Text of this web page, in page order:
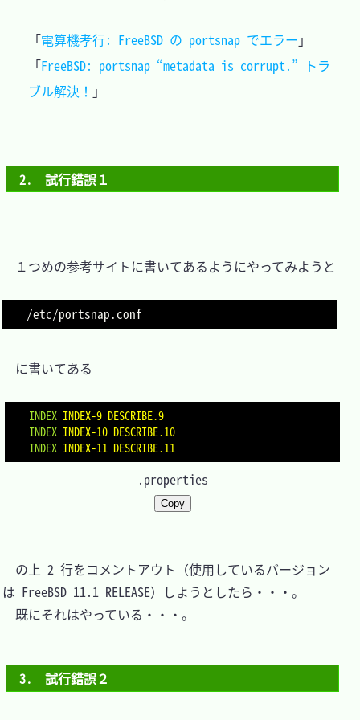
「電算機孝行: FreeBSD の portsnap でエラー 」
「FreeBSD: portsnap “metadata is corrupt.” トラ
ブル解決！
2.　試行錯誤１
１つめの参考サイトに書いてあるようにやってみようと
に書いてある
INDEX INDEX-9 DESCRIBE.9
INDEX INDEX-10 DESCRIBE.10
INDEX INDEX-11 DESCRIBE.11
.properties
Copy
の上 2 行をコメントアウト（使用しているバージョン
は FreeBSD 11.1 RELEASE）しようとしたら・・・。
既にそれはやっている・・・。
3.　試行錯誤２